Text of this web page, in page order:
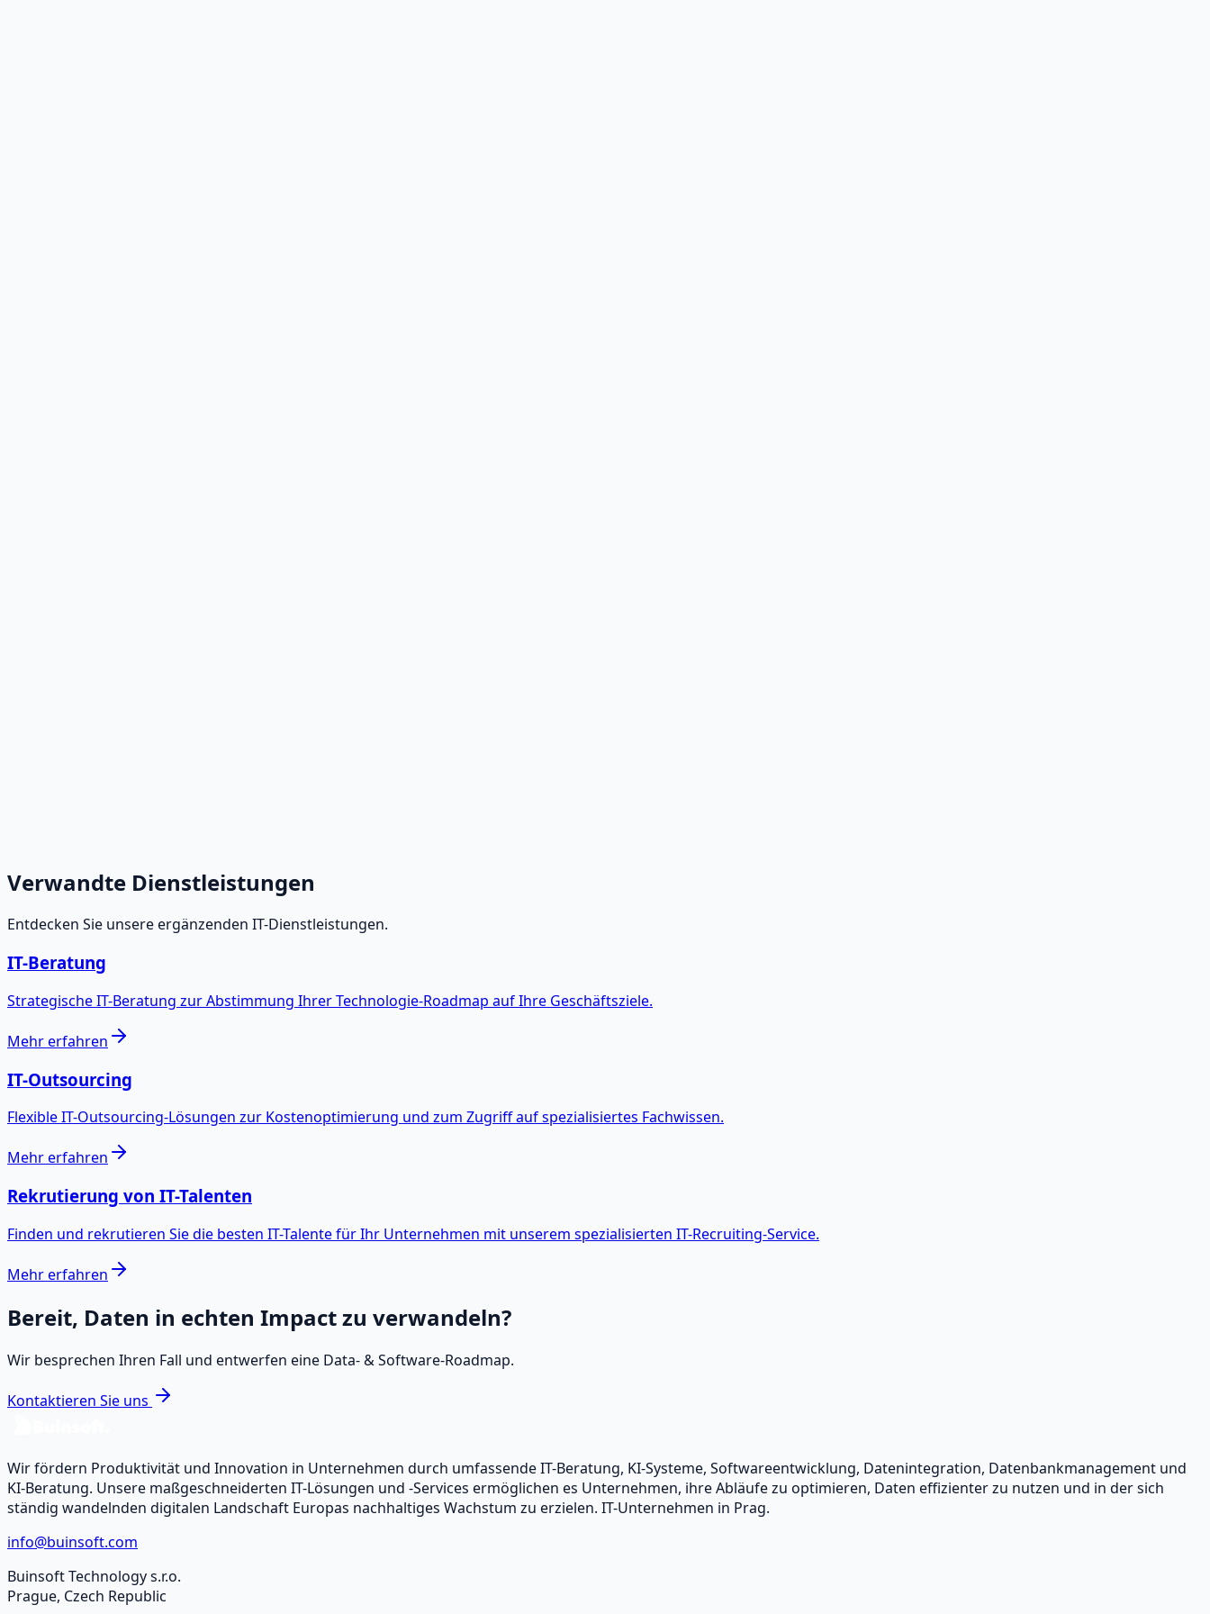
Verwandte Dienstleistungen
Entdecken Sie unsere ergänzenden IT-Dienstleistungen.
IT-Beratung
Strategische IT-Beratung zur Abstimmung Ihrer Technologie-Roadmap auf Ihre Geschäftsziele.
Mehr erfahren
IT-Outsourcing
Flexible IT-Outsourcing-Lösungen zur Kostenoptimierung und zum Zugriff auf spezialisiertes Fachwissen.
Mehr erfahren
Rekrutierung von IT-Talenten
Finden und rekrutieren Sie die besten IT-Talente für Ihr Unternehmen mit unserem spezialisierten IT-Recruiting-Service.
Mehr erfahren
Bereit, Daten in echten Impact zu verwandeln?
Wir besprechen Ihren Fall und entwerfen eine Data‑ & Software‑Roadmap.
Kontaktieren Sie uns
Wir fördern Produktivität und Innovation in Unternehmen durch umfassende IT-Beratung, KI-Systeme, Softwareentwicklung, Datenintegration, Datenbankmanagement und
KI-Beratung. Unsere maßgeschneiderten IT-Lösungen und -Services ermöglichen es Unternehmen, ihre Abläufe zu optimieren, Daten effizienter zu nutzen und in der sich
ständig wandelnden digitalen Landschaft Europas nachhaltiges Wachstum zu erzielen. IT-Unternehmen in Prag.
info@buinsoft.com
Buinsoft Technology s.r.o.
Prague, Czech Republic